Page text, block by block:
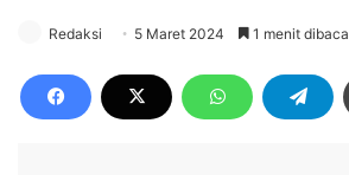
Redaksi 5 Maret 2024 1 menit dibaca